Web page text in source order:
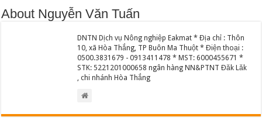
About Nguyễn Văn Tuấn
DNTN Dịch vụ Nông nghiệp Eakmat * Địa chỉ : Thôn
10, xã Hòa Thắng, TP Buôn Ma Thuột * Điện thoại :
0500.3831679 - 0913411478 * MST: 6000455671 *
STK: 5221201000658 ngân hàng NN&PTNT Đăk Lăk
, chi nhánh Hòa Thắng